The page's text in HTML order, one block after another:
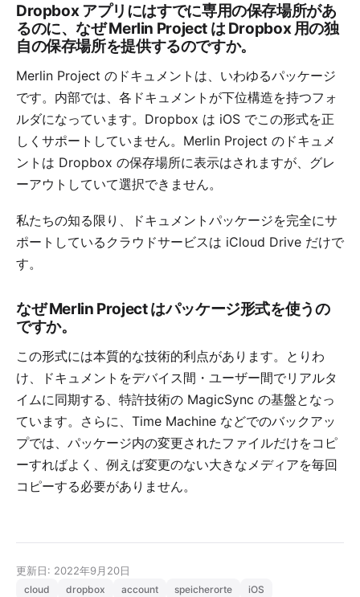
Dropbox アプリにはすでに専用の保存場所があ
るのに、なぜ Merlin Project は Dropbox 用の独
自の保存場所を提供するのですか。
Merlin Project のドキュメントは、いわゆるパッケージ
です。内部では、各ドキュメントが下位構造を持つフォ
ルダになっています。Dropbox は iOS でこの形式を正
しくサポートしていません。Merlin Project のドキュメ
ントは Dropbox の保存場所に表示はされますが、グレ
ーアウトしていて選択できません。
私たちの知る限り、ドキュメントパッケージを完全にサ
ポートしているクラウドサービスは iCloud Drive だけで
す。
なぜ Merlin Project はパッケージ形式を使うの
ですか。
この形式には本質的な技術的利点があります。とりわ
け、ドキュメントをデバイス間・ユーザー間でリアルタ
イムに同期する、特許技術の MagicSync の基盤となっ
ています。さらに、Time Machine などでのバックアッ
プでは、パッケージ内の変更されたファイルだけをコピ
ーすればよく、例えば変更のない大きなメディアを毎回
コピーする必要がありません。
更新日: 2022年9月20日
cloud dropbox account speicherorte iOS